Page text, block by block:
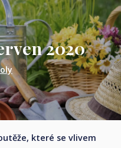
2020
které se vlivem